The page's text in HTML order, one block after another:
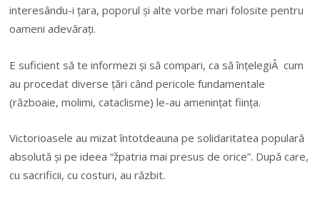
interesându-i țara, poporul și alte vorbe mari folosite pentru
oameni adevărați.
E suficient să te informezi și să compari, ca să înțelegiÂ cum
au procedat diverse țări când pericole fundamentale
(războaie, molimi, cataclisme) le-au amenințat ființa.
Victorioasele au mizat întotdeauna pe solidaritatea populară
absolută și pe ideea “žpatria mai presus de orice”. După care,
cu sacrificii, cu costuri, au răzbit.